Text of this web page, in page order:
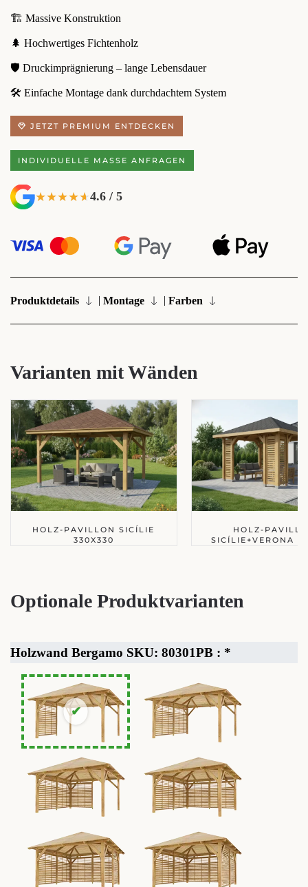
🏗️ Massive Konstruktion
🌲 Hochwertiges Fichtenholz
🛡️ Druckimprägnierung – lange Lebensdauer
🛠️ Einfache Montage dank durchdachtem System
JETZT PREMIUM ENTDECKEN
INDIVIDUELLE MASSE ANFRAGEN
★★★★★
★★★★★4.6 / 5
Produktdetails | Montage | Farben
Varianten mit Wänden
HOLZ-PAVILLON SICÍLIE
330X330
HOLZ-
SICÍLIE+VERONA
Optionale Produktvarianten
Holzwand Bergamo SKU: 80301PB : *